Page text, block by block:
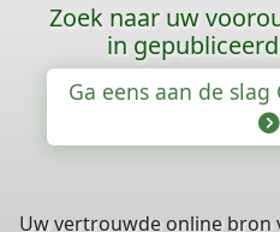
Zoek naar uw
in
Ga eens aan de
Uw vertrouwde online bron